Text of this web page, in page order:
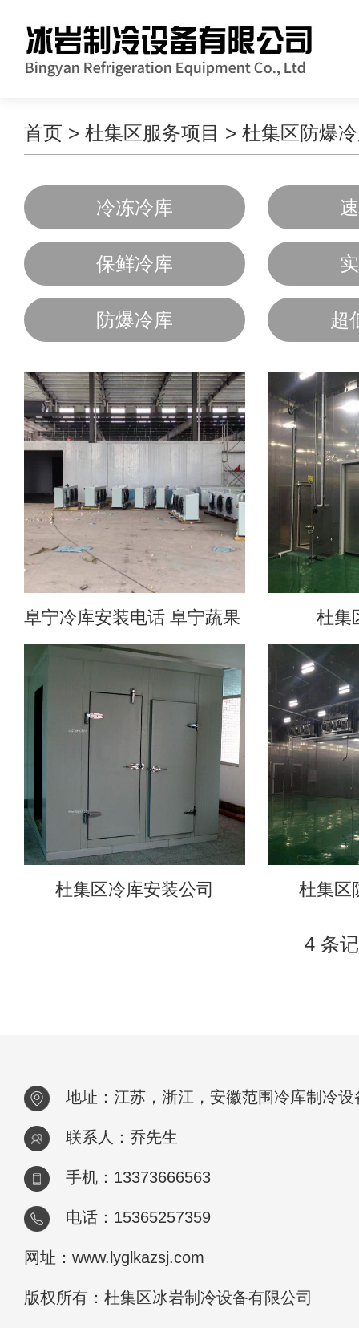
首页 > 杜集区服务项目 > 杜集区防爆
冷冻冷库
保鲜冷库
防爆冷库 超
阜宁冷库安装电话 阜宁蔬果 冷库安装 阜
杜集
杜集区冷库安装公司 杜集区
4 条
地址：江苏，浙江，安徽范围冷库制冷设
联系人：乔先生
手机：13373666563
电话：15365257359
网址：www.lyglkazsj.com
版权所有：杜集区冰岩制冷设备有限公司